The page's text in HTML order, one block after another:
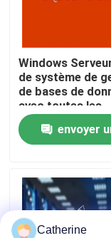
Contrôle de la
Nous contacter
Nouvelles
Demandez un
Office 2024 clé
plus
Windows
de système de
de bases de
avec toutes les
langues
envoyer
Catherine